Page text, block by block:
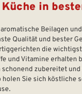
in
Beilagen
Qualität und bester
die
und Vitamine erhalten
schonend zubereitet
holen Sie sich köstliche